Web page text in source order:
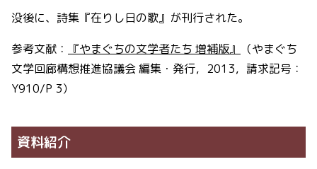
没後に、詩集『在りし日の歌』が刊行された。
参考文献：
『やまぐちの文学者たち 増補版』
（やまぐち
文学回廊構想推進協議会 編集・発行，2013，請求記号：
Y910/P 3）
資料紹介